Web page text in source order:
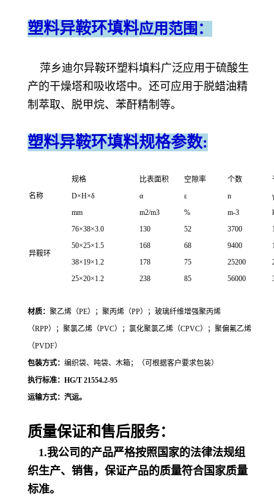
塑料异鞍环填料应用范围：
萍乡迪尔异鞍环塑料填料广泛应用于硫酸生
产的干燥塔和吸收塔中。还可应用于脱蜡油精
制萃取、脱甲烷、苯酐精制等。
塑料异鞍环填料规格参数:
名称
规格 比表面积 空隙率 个数
D×H×δ
α ε n
mm
m2/m3 % m-3
异鞍环
76×38×3.0 130 52 3700
50×25×1.5
168 68 9400
38×19×1.2
178 75 25200
25×20×1.2
238 85 56000
材质： 聚乙烯（PE）；聚丙烯（PP）；玻璃纤维增强聚丙烯
（RPP）；聚氯乙烯（PVC）；氯化聚氯乙烯（CPVC）；聚偏氟乙烯
（PVDF）
包装方式： 编织袋、吨袋、木箱；（可根据客户要求包装）
执行标准：HG/T 21554.2-95
运输方式：汽运。
质量保证和售后服务：
1.我公司的产品严格按照国家的法律法规组
织生产、销售，保证产品的质量符合国家质量
标准。